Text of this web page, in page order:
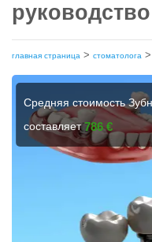
руководство
главная страница > стоматолога >
Средняя стоимость
составляет786 €